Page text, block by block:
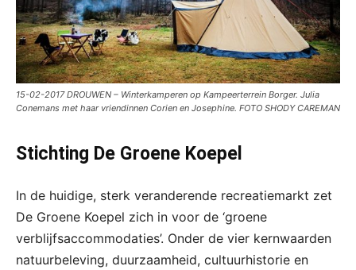
15-02-2017 DROUWEN – Winterkamperen op Kampeerterrein Borger. Julia
Conemans met haar vriendinnen Corien en Josephine. FOTO SHODY CAREMAN
Stichting De Groene Koepel
In de huidige, sterk veranderende recreatiemarkt zet
De Groene Koepel zich in voor de ‘groene
verblijfsaccommodaties’. Onder de vier kernwaarden
natuurbeleving, duurzaamheid, cultuurhistorie en